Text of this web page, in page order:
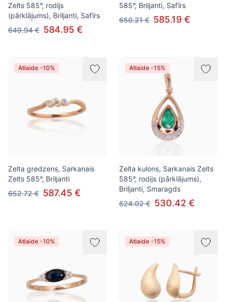
Zelts 585°, rodijs
(pārklājums), Briljanti, Safīrs
649.94 € 584.95 €
585°, Briljanti, Safīrs
650.21 € 585.19 €
Atlaide -10%
Zelta gredzens, Sarkanais
Zelts 585°, Briljanti
652.72 € 587.45 €
Atlaide -15%
Zelta kulons, Sarkanais Zelts
585°, rodijs (pārklājums),
Briljanti, Smaragds
624.02 € 530.42 €
Atlaide -10% Atlaide -15%